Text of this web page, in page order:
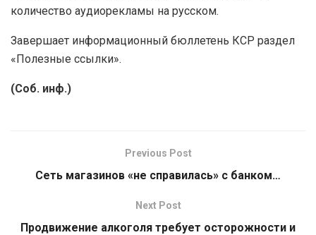
количество аудиорекламы на русском.
Завершает информационный бюллетень КСР раздел
«Полезные ссылки».
(Соб. инф.)
Previous Post
Сеть магазинов «не справилась» с банком…
Next Post
Продвижение алкоголя требует осторожности и